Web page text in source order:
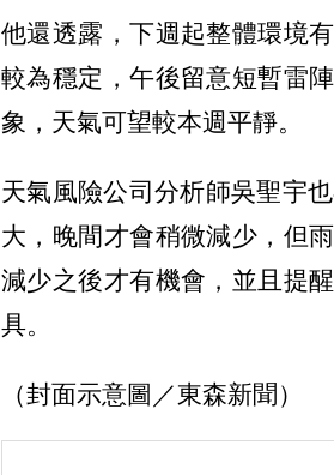
他還透露，下週起整體環境
較為穩定，午後留意短暫雷
象，天氣可望較本週平靜。
天氣風險公司分析師吳聖宇
大，晚間才會稍微減少，但
減少之後才有機會，並且提
具。
（封面示意圖／東森新聞）